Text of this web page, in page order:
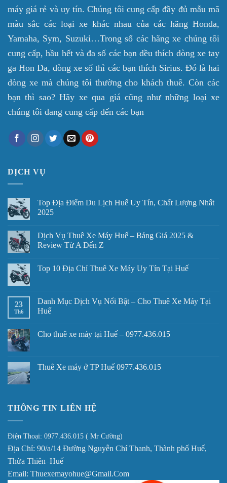
máy giá rẻ và uy tín. Chúng tôi cung cấp đầy đủ mẫu mã
màu sắc các loại xe khác nhau của các hãng Honda,
Yamaha, Sym, Suzuki…Trong số các hãng xe chúng tôi
cung cấp, hầu hết và đa số các bạn dều thích dòng xe tay
ga Hon Da, dòng xe số thì các bạn thích Sirius. Đó là hai
dòng xe mà chúng tôi thường cho khách thuê. Còn các
bạn thì sao? Hãy xe qua giá cũng như những loại xe
chúng tôi đang cung cấp đến các bạn
DỊCH VỤ
Top Địa Điểm Du Lịch Huế Uy Tín, Chất Lượng Nhất
2025
Dịch Vụ Thuê Xe Máy Huế – Bảng Giá 2025 &
Review Từ A Đến Z
Top 10 Địa Chỉ Thuê Xe Máy Uy Tín Tại Huế
23
Th6
Danh Mục Dịch Vụ Nổi Bật – Cho Thuê Xe Máy Tại
Huế
Cho thuê xe máy tại Huế – 0977.436.015
Thuê Xe máy ở TP Huế 0977.436.015
THÔNG TIN LIÊN HỆ
Điện Thoại: 0977.436.015 ( Mr Cường)
Địa Chỉ: 90/a/14 Đường Nguyễn Chí Thanh, Thành phố Huế,
Thừa Thiên–Huế
Email: Thuexemayohue@Gmail.Com